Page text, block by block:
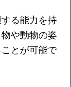
る能力を持
や動物の姿
とが可能で